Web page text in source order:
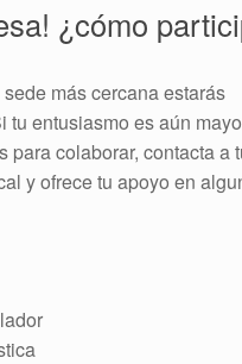
¿cómo
más cercana estarás
tu entusiasmo es aún
para colaborar, contacta a
y ofrece tu apoyo en